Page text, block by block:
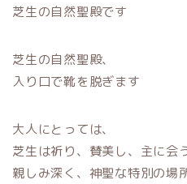
芝生の自然聖殿です
芝生の自然聖殿、
入り口で靴を脱ぎます
大人にとっては、
芝生は祈り、賛美し、主に会
親しみ深く、神聖な特別の場